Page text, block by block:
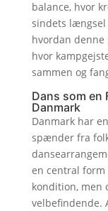
balance, hvor
sindets længsel
hvordan
hvor
sammen og
Dans som en
Danmark
Danmark har
spænder fra
en central form
kondition, men
velbefindende.